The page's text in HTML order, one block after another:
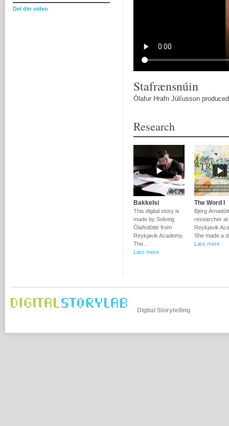
Del din video
Stafrænsnúin
Ólafur Hrafn Júlíusson
Research
Bakkelsi
This digital story is
made by Solveig
Ólafsdóttir from
Reykjavik Academy.
The...
Læs mere
The Word I
Björg
researcher at
Reykjavik
She made a
Læs mere
Digital Storytelling